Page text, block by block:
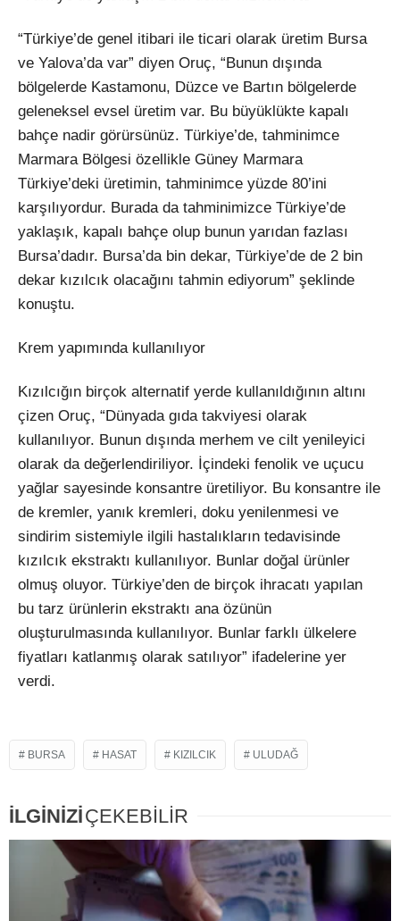
“Türkiye’de genel itibari ile ticari olarak üretim Bursa
ve Yalova’da var” diyen Oruç, “Bunun dışında
bölgelerde Kastamonu, Düzce ve Bartın bölgelerde
geleneksel evsel üretim var. Bu büyüklükte kapalı
bahçe nadir görürsünüz. Türkiye’de, tahminimce
Marmara Bölgesi özellikle Güney Marmara
Türkiye’deki üretimin, tahminimce yüzde 80’ini
karşılıyordur. Burada da tahminimizce Türkiye’de
yaklaşık, kapalı bahçe olup bunun yarıdan fazlası
Bursa’dadır. Bursa’da bin dekar, Türkiye’de de 2 bin
dekar kızılcık olacağını tahmin ediyorum” şeklinde
konuştu.
Krem yapımında kullanılıyor
Kızılcığın birçok alternatif yerde kullanıldığının altını
çizen Oruç, “Dünyada gıda takviyesi olarak
kullanılıyor. Bunun dışında merhem ve cilt yenileyici
olarak da değerlendiriliyor. İçindeki fenolik ve uçucu
yağlar sayesinde konsantre üretiliyor. Bu konsantre ile
de kremler, yanık kremleri, doku yenilenmesi ve
sindirim sistemiyle ilgili hastalıkların tedavisinde
kızılcık ekstraktı kullanılıyor. Bunlar doğal ürünler
olmuş oluyor. Türkiye’den de birçok ihracatı yapılan
bu tarz ürünlerin ekstraktı ana özünün
oluşturulmasında kullanılıyor. Bunlar farklı ülkelere
fiyatları katlanmış olarak satılıyor” ifadelerine yer
verdi.
BURSA HASAT KIZILCIK ULUDAĞ
İLGİNİZİÇEKEBİLİR